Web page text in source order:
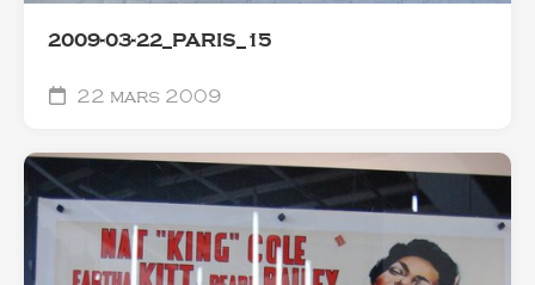
2009-03-22_PARIS_15
22 mars 2009